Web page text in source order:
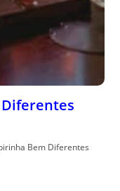
Bem Diferentes